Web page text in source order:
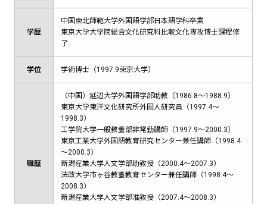
学歴
中国東北師範大学外国語学部日本語学科卒業
東京大学大学院総合文化研究科比較文化専攻博士課程修
了
学位 学術博士（1997.9東京大学）
職歴
（中国）延辺大学外国語学部助教（1986.8～1988.9）
東京大学東洋文化研究所外国人研究員（1997.4～
1998.3）
工学院大学一般教養部非常勤講師（1997.9～2000.3）
東京工業大学外国語教育研究センター兼任講師（1998.4
～2000.3）
新潟産業大学人文学部助教授（2000.4～2007.3）
法政大学市ヶ谷教養教育センター兼任講師（1998.4～
2008.3）
新潟産業大学人文学部准教授（2007.4～2008.3）